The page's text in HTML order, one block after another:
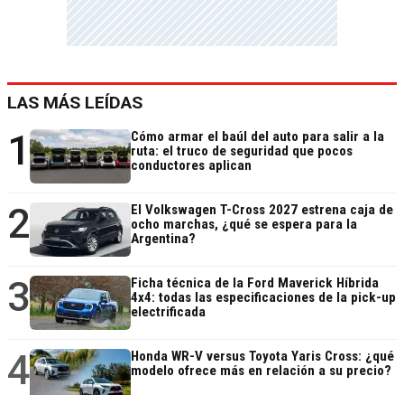
LAS MÁS LEÍDAS
1
Cómo armar el baúl del auto para salir a la
ruta: el truco de seguridad que pocos
conductores aplican
2
El Volkswagen T-Cross 2027 estrena caja de
ocho marchas, ¿qué se espera para la
Argentina?
3
Ficha técnica de la Ford Maverick Híbrida
4x4: todas las especificaciones de la pick-up
electrificada
4
Honda WR-V versus Toyota Yaris Cross: ¿qué
modelo ofrece más en relación a su precio?